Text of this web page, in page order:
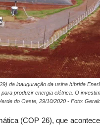
da inauguração da usina híbrida
produzir energia elétrica. O
do Oeste, 29/10/2020 - Foto:
(COP 26), que